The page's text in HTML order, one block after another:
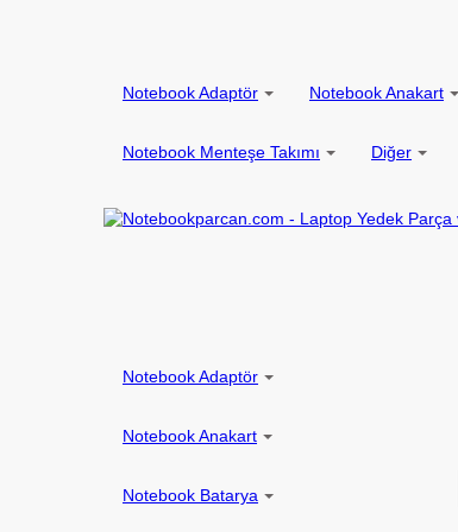
Notebook Adaptör Notebook Anakart
Notebook Menteşe Takımı Diğer
Notebook Adaptör
Notebook Anakart
Notebook Batarya